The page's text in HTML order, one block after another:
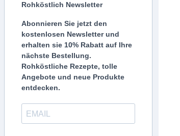
Rohköstlich Newsletter
Abonnieren Sie jetzt den
kostenlosen Newsletter und
erhalten sie 10% Rabatt auf Ihre
nächste Bestellung.
Rohköstliche Rezepte, tolle
Angebote und neue Produkte
entdecken.